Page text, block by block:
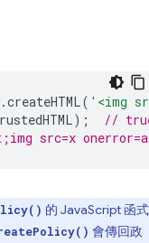
.createHTML( '<img
);
//
src=x
的 JavaScript 函式
會傳回政